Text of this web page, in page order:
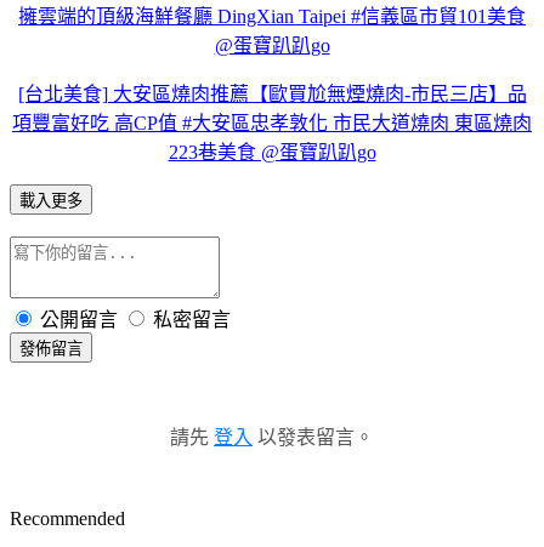
擁雲端的頂級海鮮餐廳 DingXian Taipei #信義區市貿101美食
@蛋寶趴趴go
[台北美食] 大安區燒肉推薦【歐買尬無煙燒肉-市民三店】品
項豐富好吃 高CP值 #大安區忠孝敦化 市民大道燒肉 東區燒肉
223巷美食 @蛋寶趴趴go
載入更多
公開留言 私密留言
發佈留言
請先 登入 以發表留言。
Recommended